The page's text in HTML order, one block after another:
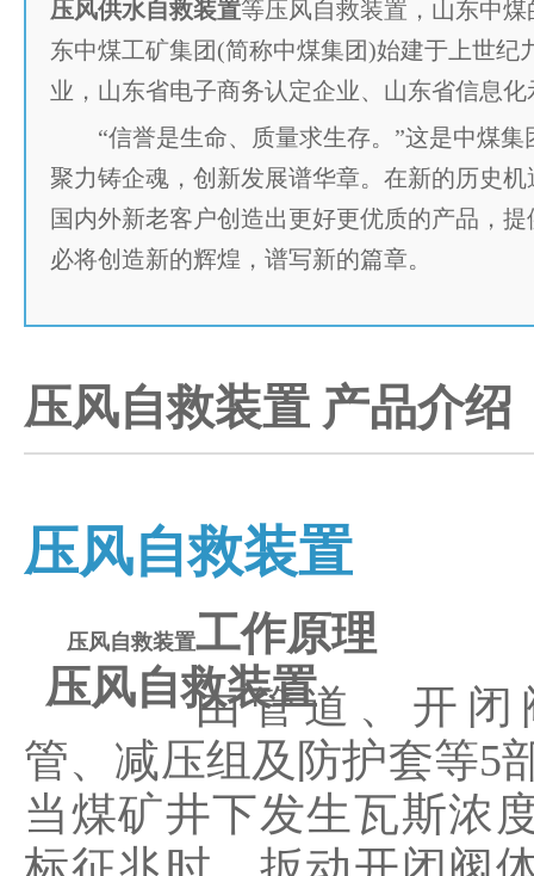
压风供水自救装置等压风自救装置，山东中
东中煤工矿集团(简称中煤集团)始建于上世纪
业，山东省电子商务认定企业、山东省信息
“信誉是生命、质量求生存。”这是中煤
聚力铸企魂，创新发展谱华章。在新的历史
国内外新老客户创造出更好更优质的产品，
必将创造新的辉煌，谱写新的篇章。
压风自救装置 产品介绍
压风自救装置
压风自救装置工作原理
压风自救装置由管道、开闭
管、减压组及防护套等5
当煤矿井下发生瓦斯浓